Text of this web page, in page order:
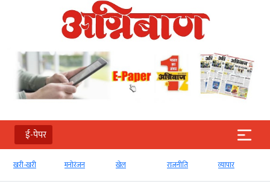
ई-पेपर
खरी-खरी मनोरंजन खेल राजनीति व्‍यापार